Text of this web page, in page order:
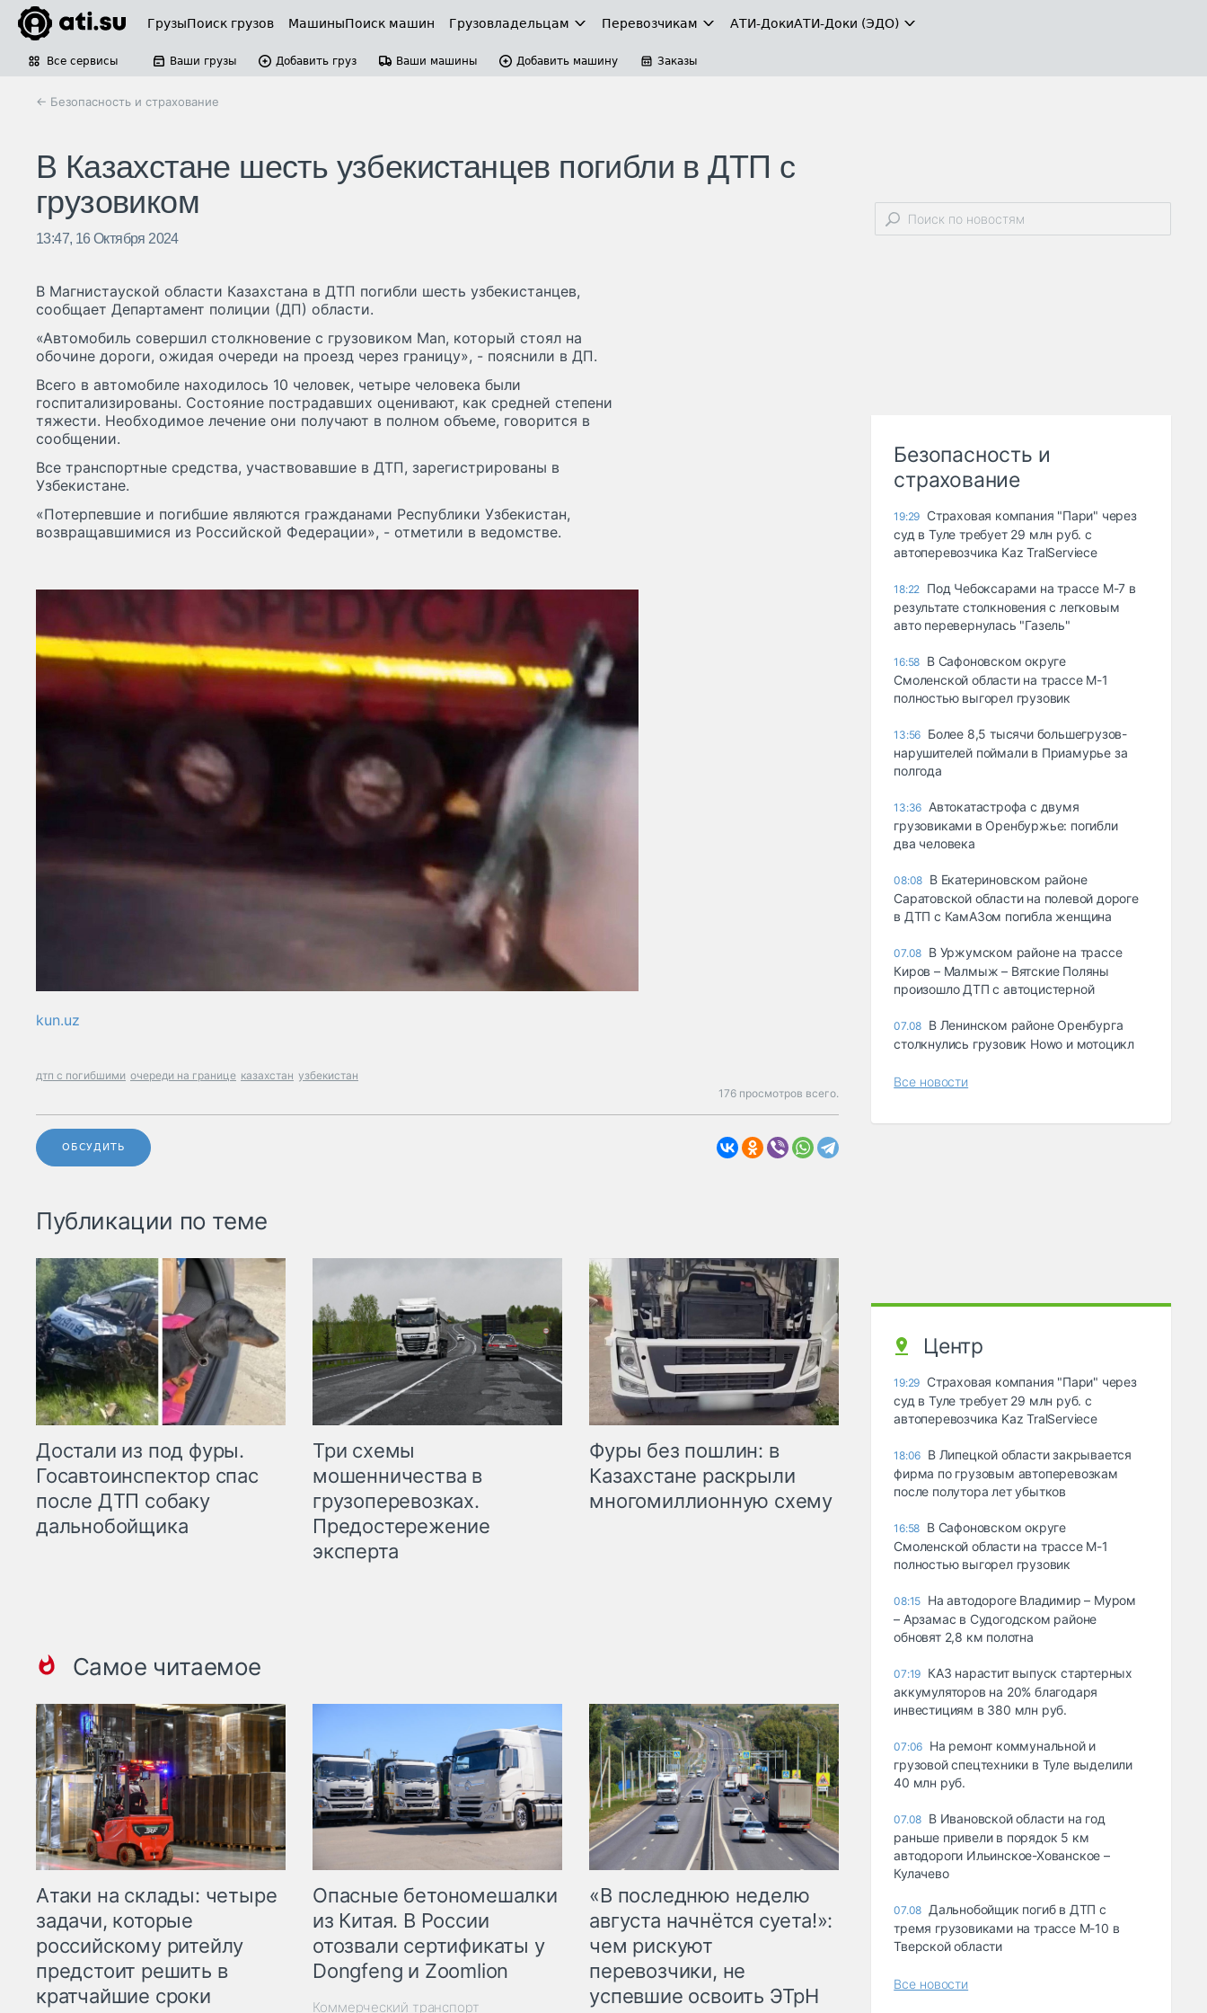
ГрузыПоиск грузов МашиныПоиск машин Грузовладельцам Перевозчикам АТИ-ДокиАТИ-Доки (ЭДО)
Все сервисы Ваши грузы Добавить груз Ваши машины Добавить машину Заказы
← Безопасность и страхование
В Казахстане шесть узбекистанцев погибли в ДТП с
грузовиком
13:47, 16 Октября 2024
В Магнистауской области Казахстана в ДТП погибли шесть узбекистанцев,
сообщает Департамент полиции (ДП) области.
«Автомобиль совершил столкновение с грузовиком Man, который стоял на
обочине дороги, ожидая очереди на проезд через границу», - пояснили в ДП.
Всего в автомобиле находилось 10 человек, четыре человека были
госпитализированы. Состояние пострадавших оценивают, как средней степени
тяжести. Необходимое лечение они получают в полном объеме, говорится в
сообщении.
Все транспортные средства, участвовавшие в ДТП, зарегистрированы в
Узбекистане.
«Потерпевшие и погибшие являются гражданами Республики Узбекистан,
возвращавшимися из Российской Федерации», - отметили в ведомстве.
kun.uz
дтп с погибшими очереди на границе казахстан узбекистан
176 просмотров всего.
ОБСУДИТЬ
Публикации по теме
Достали из под фуры.
Госавтоинспектор спас
после ДТП собаку
дальнобойщика
Три схемы
мошенничества в
грузоперевозках.
Предостережение
эксперта
Фуры без пошлин: в
Казахстане раскрыли
многомиллионную схему
Самое читаемое
Атаки на склады: четыре
задачи, которые
российскому ритейлу
предстоит решить в
кратчайшие сроки
Опасные бетономешалки
из Китая. В России
отозвали сертификаты у
Dongfeng и Zoomlion
Коммерческий транспорт
«В последнюю неделю
августа начнётся суета!»:
чем рискуют
перевозчики, не
успевшие освоить ЭТрН
Безопасность и
страхование
19:29 Страховая компания "Пари" через
суд в Туле требует 29 млн руб. с
автоперевозчика Kaz TralServiece
18:22 Под Чебоксарами на трассе М-7 в
результате столкновения с легковым
авто перевернулась "Газель"
16:58 В Сафоновском округе
Смоленской области на трассе М-1
полностью выгорел грузовик
13:56 Более 8,5 тысячи большегрузов-
нарушителей поймали в Приамурье за
полгода
13:36 Автокатастрофа с двумя
грузовиками в Оренбуржье: погибли
два человека
08:08 В Екатериновском районе
Саратовской области на полевой дороге
в ДТП с КамАЗом погибла женщина
07.08 В Уржумском районе на трассе
Киров – Малмыж – Вятские Поляны
произошло ДТП с автоцистерной
07.08 В Ленинском районе Оренбурга
столкнулись грузовик Howo и мотоцикл
Все новости
Центр
19:29 Страховая компания "Пари" через
суд в Туле требует 29 млн руб. с
автоперевозчика Kaz TralServiece
18:06 В Липецкой области закрывается
фирма по грузовым автоперевозкам
после полутора лет убытков
16:58 В Сафоновском округе
Смоленской области на трассе М-1
полностью выгорел грузовик
08:15 На автодороге Владимир – Муром
– Арзамас в Судогодском районе
обновят 2,8 км полотна
07:19 КАЗ нарастит выпуск стартерных
аккумуляторов на 20% благодаря
инвестициям в 380 млн руб.
07:06 На ремонт коммунальной и
грузовой спецтехники в Туле выделили
40 млн руб.
07.08 В Ивановской области на год
раньше привели в порядок 5 км
автодороги Ильинское-Хованское –
Кулачево
07.08 Дальнобойщик погиб в ДТП с
тремя грузовиками на трассе М-10 в
Тверской области
Все новости